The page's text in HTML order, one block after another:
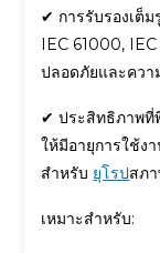
✔ การรับรองเต็
IEC 61000,
ปลอดภัยและควา
✔ ประสิทธิภาพที่
ให้มีอายุการใช้ง
สำหรับ ยุโรปสภ
เหมาะสำหรับ: